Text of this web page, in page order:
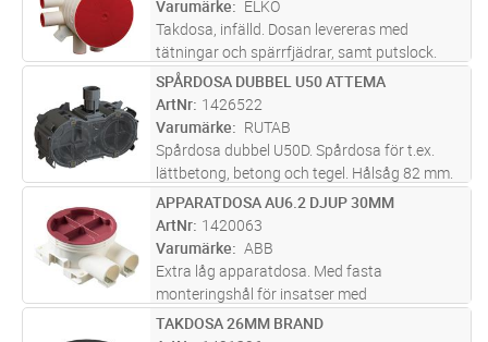
Varumärke
ELKO
Takdosa, infälld. Dosan levereras med
tätningar och spärrfjädrar, samt putslock.
Rörstutsarna är för 16 mm men passar även
tillsammans med rörmuff för 20 mm.
Levereras komplett med fästskruvar. Max.
...läs mer
ST Lägg i kundvagn
SPÅRDOSA DUBBEL U50 ATTEMA
ArtNr 1426522
Varumärke
RUTAB
Spårdosa dubbel U50D. Spårdosa för t.ex.
lättbetong, betong och tegel. Hålsåg 82 mm.
Levereras med putslock. Apparatskruvar
justerbara i höjd. Sammanbyggbar för
kombinationsram. Monteringsskruvar:
M3...läs mer
ST Lägg i kundvagn
APPARATDOSA AU6.2 DJUP 30MM
ArtNr 1420063
Varumärke
ABB
Extra låg apparatdosa. Med fasta
monteringshål för insatser med
skruvavståndet cc 60mm.Dosan är gjord för
ST Lägg i kundvagn
TAKDOSA 26MM BRAND